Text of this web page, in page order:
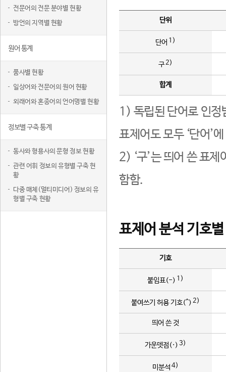
전문어의 전문 분야별 현황
방언의 지역별 현황
원어 통계
품사별 현황
일상어와 전문어의 원어 현황
외래어와 혼종어의 언어명별 현황
정보별 구축 통계
동사와 형용사의 문형 정보 현황
관련 어휘 정보의 유형별 구축 현
황
다중 매체(멀티미디어) 정보의 유
형별 구축 현황
단위
단어 1)
구2)
합계
1) 독립된 단어로 인정
표제어도 모두 ‘단어’
2) ‘구’는 띄어 쓴 표
함함.
표제어 분석 기호
기호
붙임표(-) 1)
붙여쓰기 허용 기호(^) 2)
띄어 쓴 것
가운뎃점(·) 3)
미분석 4)